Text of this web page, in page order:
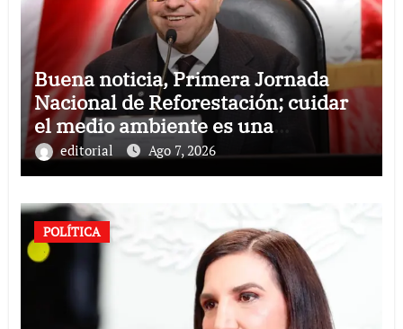
Buena noticia, Primera Jornada
Nacional de Reforestación; cuidar
el medio ambiente es una
responsabilidad compartida:
Ricardo Monreal
editorial Ago 7, 2026
POLÍTICA